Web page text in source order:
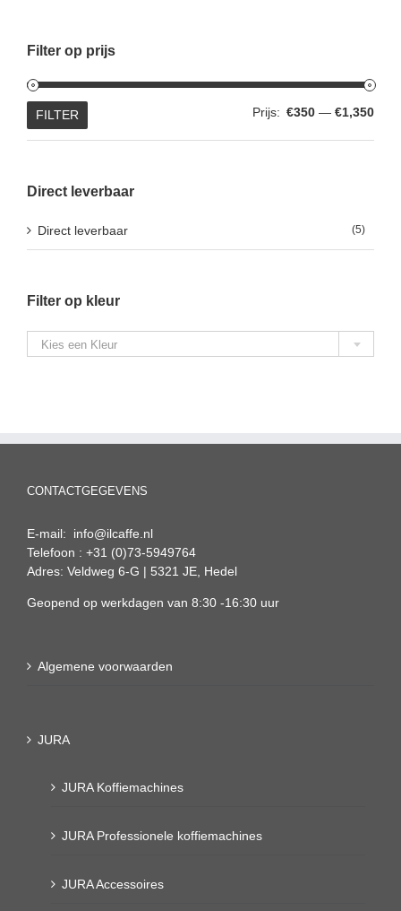
Filter op prijs
Min.
Max.
FILTER Prijs: €350 — €1,350
Direct leverbaar
Direct leverbaar (5)
Filter op kleur

Kies een Kleur
CONTACTGEGEVENS
E-mail: info@ilcaffe.nl
Telefoon : +31 (0)73-5949764
Adres: Veldweg 6-G | 5321 JE, Hedel
Geopend op werkdagen van 8:30 -16:30 uur
Algemene voorwaarden
JURA
JURA Koffiemachines
JURA Professionele koffiemachines
JURA Accessoires